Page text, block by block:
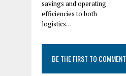
savings and operating
efficiencies to both
logistics…
BE THE FIRST TO COMMENT